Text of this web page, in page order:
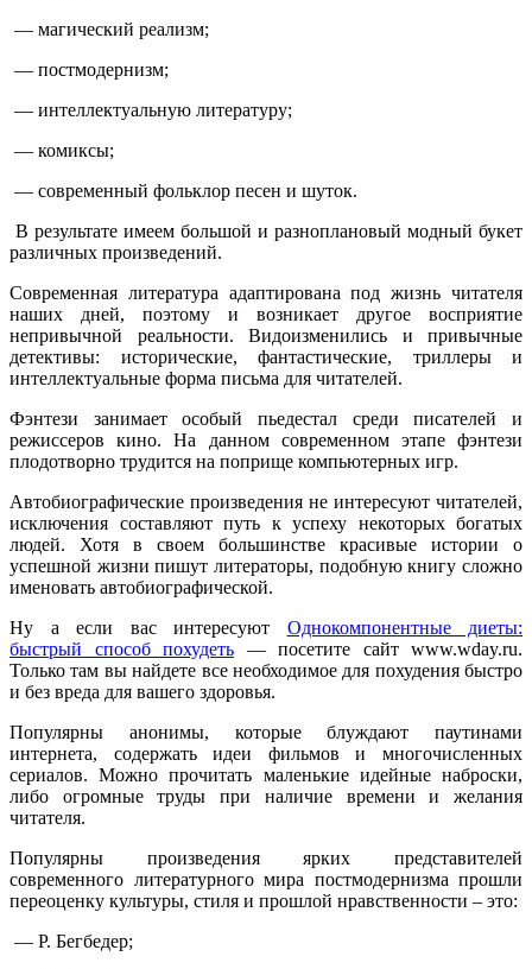
— магический реализм;
— постмодернизм;
— интеллектуальную литературу;
— комиксы;
— современный фольклор песен и шуток.
В результате имеем большой и разноплановый модный букет
различных произведений.
Современная литература адаптирована под жизнь читателя
наших дней, поэтому и возникает другое восприятие
непривычной реальности. Видоизменились и привычные
детективы: исторические, фантастические, триллеры и
интеллектуальные форма письма для читателей.
Фэнтези занимает особый пьедестал среди писателей и
режиссеров кино. На данном современном этапе фэнтези
плодотворно трудится на поприще компьютерных игр.
Автобиографические произведения не интересуют читателей,
исключения составляют путь к успеху некоторых богатых
людей. Хотя в своем большинстве красивые истории о
успешной жизни пишут литераторы, подобную книгу сложно
именовать автобиографической.
Ну а если вас интересуют Однокомпонентные диеты:
быстрый способ похудеть — посетите сайт www.wday.ru.
Только там вы найдете все необходимое для похудения быстро
и без вреда для вашего здоровья.
Популярны анонимы, которые блуждают паутинами
интернета, содержать идеи фильмов и многочисленных
сериалов. Можно прочитать маленькие идейные наброски,
либо огромные труды при наличие времени и желания
читателя.
Популярны произведения ярких представителей
современного литературного мира постмодернизма прошли
переоценку культуры, стиля и прошлой нравственности – это:
— Р. Бегбедер;